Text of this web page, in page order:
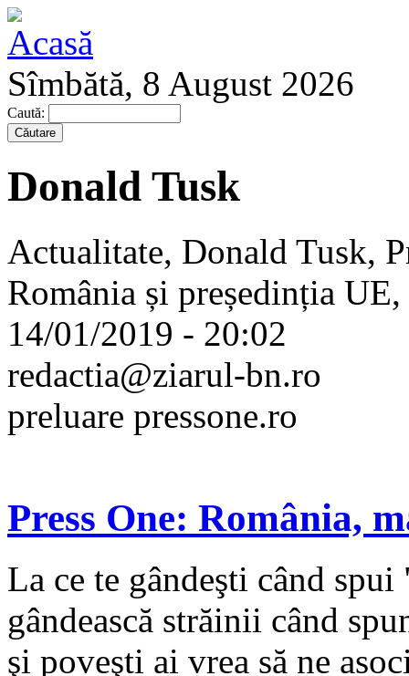
Sîmbătă, 8 August 2026
Caută:
Donald Tusk
Actualitate, Donald Tusk,
România și președinția
14/01/2019 - 20:02
redactia@ziarul-bn.ro
preluare pressone.ro
Press One: România,
La ce te gândeşti când
gândească străinii când
şi poveşti ai vrea să ne